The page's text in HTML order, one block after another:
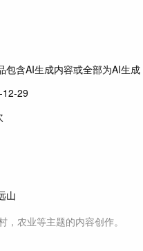
包含AI生成内容或全部为AI生成
29
山
，农业等主题的内容创作。